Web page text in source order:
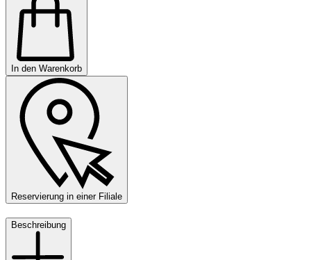
In den Warenkorb
Reservierung in einer Filiale
Beschreibung